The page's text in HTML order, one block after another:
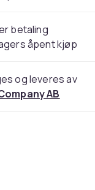
betaling
åpent kjøp
og leveres av
AB